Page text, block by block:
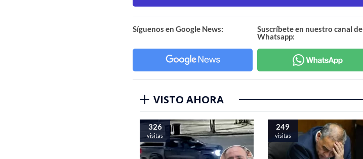
Síguenos en Google News:
Suscríbete en nuestro canal de
Whatsapp:
VISTO AHORA
326
visitas
249
visitas